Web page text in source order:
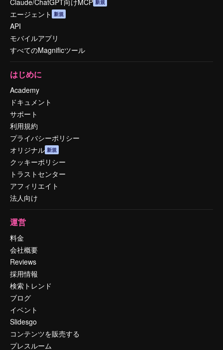
Claude/ChatGPT向けMCP 新規
エージェント 新規
API
モバイルアプリ
すべてのMagnificツール
はじめに
Academy
ドキュメント
サポート
利用規約
プライバシーポリシー
オリジナル 新規
クッキーポリシー
トラストセンター
アフィリエイト
法人向け
運営
料金
会社概要
Reviews
採用情報
検索トレンド
ブログ
イベント
Slidesgo
コンテンツを販売する
プレスルーム